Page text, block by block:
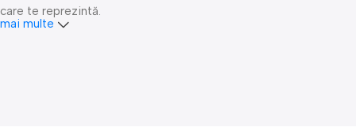
care te reprezintă.
mai multe